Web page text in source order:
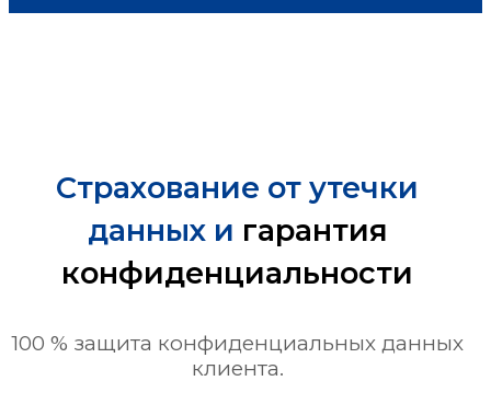
Страхование от утечки
данных и гарантия
конфиденциальности
100 % защита конфиденциальных данных
клиента.